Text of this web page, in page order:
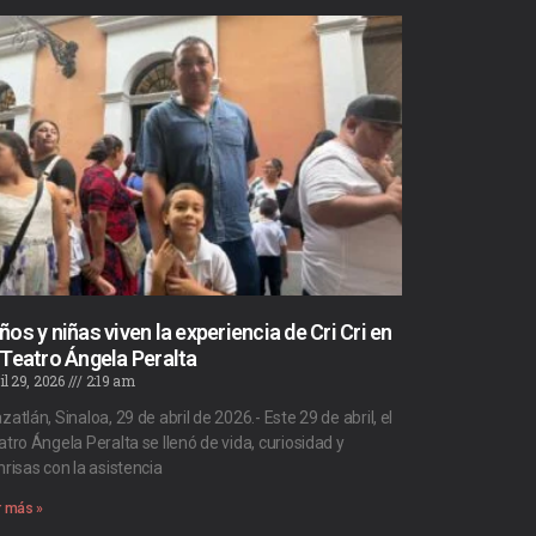
y niñas viven la experiencia de Cri Cri en
Ángela Peralta
29, 2026
2:19 am
Sinaloa, 29 de abril de 2026.- Este 29 de abril, el
Ángela Peralta se llenó de vida, curiosidad y
con la asistencia
más »